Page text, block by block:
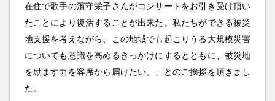
在住で歌手の濱守栄子さんがコンサートをお引き受け頂い
たことにより復活することが出来た。私たちができる被災
地支援を考えながら、この地域でも起こりうる大規模災害
についても意識を高めるきっかけにするとともに、被災地
を励ます力を客席から届けたい。」とのご挨拶を頂きまし
た。